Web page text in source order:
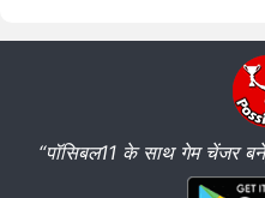
“पॉसिबल11 के साथ गेम चेंजर